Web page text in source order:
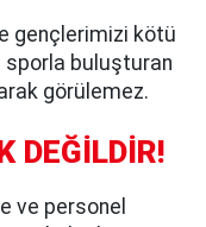
gençlerimizi kötü
sporla buluşturan
görülemez.
DEĞİLDİR!
ve personel